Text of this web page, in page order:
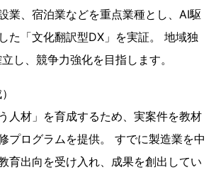
業、宿泊業などを重点業種とし、AI駆
た「文化翻訳型DX」を実証。 地域独
し、競争力強化を目指します。
人材」を育成するため、実案件を教材
プログラムを提供。 すでに製造業を中
育出向を受け入れ、成果を創出してい